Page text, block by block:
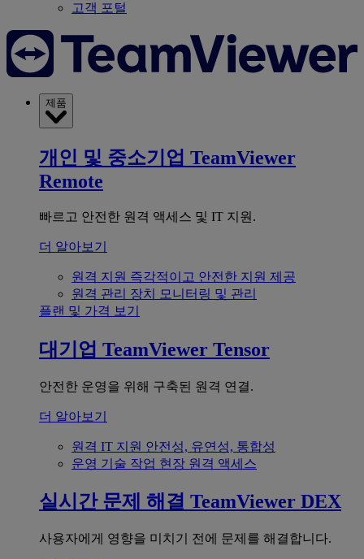
고객 포털
제품
개인 및 중소기업 TeamViewer
Remote
빠르고 안전한 원격 액세스 및 IT 지원.
더 알아보기
원격 지원 즉각적이고 안전한 지원 제공
원격 관리 장치 모니터링 및 관리
플랜 및 가격 보기
대기업 TeamViewer Tensor
안전한 운영을 위해 구축된 원격 연결.
더 알아보기
원격 IT 지원 안전성, 유연성, 통합성
운영 기술 작업 현장 원격 액세스
실시간 문제 해결 TeamViewer DEX
사용자에게 영향을 미치기 전에 문제를 해결합니다.